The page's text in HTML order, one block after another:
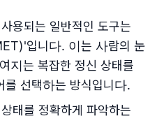
용되는 일반적인 도구는
입니다. 이는 사람의 눈
지는 복잡한 정신 상태를
선택하는 방식입니다.
태를 정확하게 파악하는